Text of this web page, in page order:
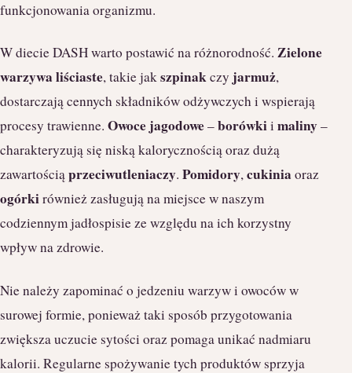
funkcjonowania organizmu.
W diecie DASH warto postawić na różnorodność. Zielone
warzywa liściaste, takie jakszpinakczy jarmuż,
dostarczają cennych składników odżywczych i wspierają
procesy trawienne. Owoce jagodowe–borówkii maliny–
charakteryzują się niską kalorycznością oraz dużą
zawartościąprzeciwutleniaczy. Pomidory,cukinia oraz
ogórkirównież zasługują na miejsce w naszym
codziennym jadłospisie ze względu na ich korzystny
wpływ na zdrowie.
Nie należy zapominać o jedzeniu warzyw i owoców w
surowej formie, ponieważ taki sposób przygotowania
zwiększa uczucie sytości oraz pomaga unikać nadmiaru
kalorii. Regularne spożywanie tych produktów sprzyja